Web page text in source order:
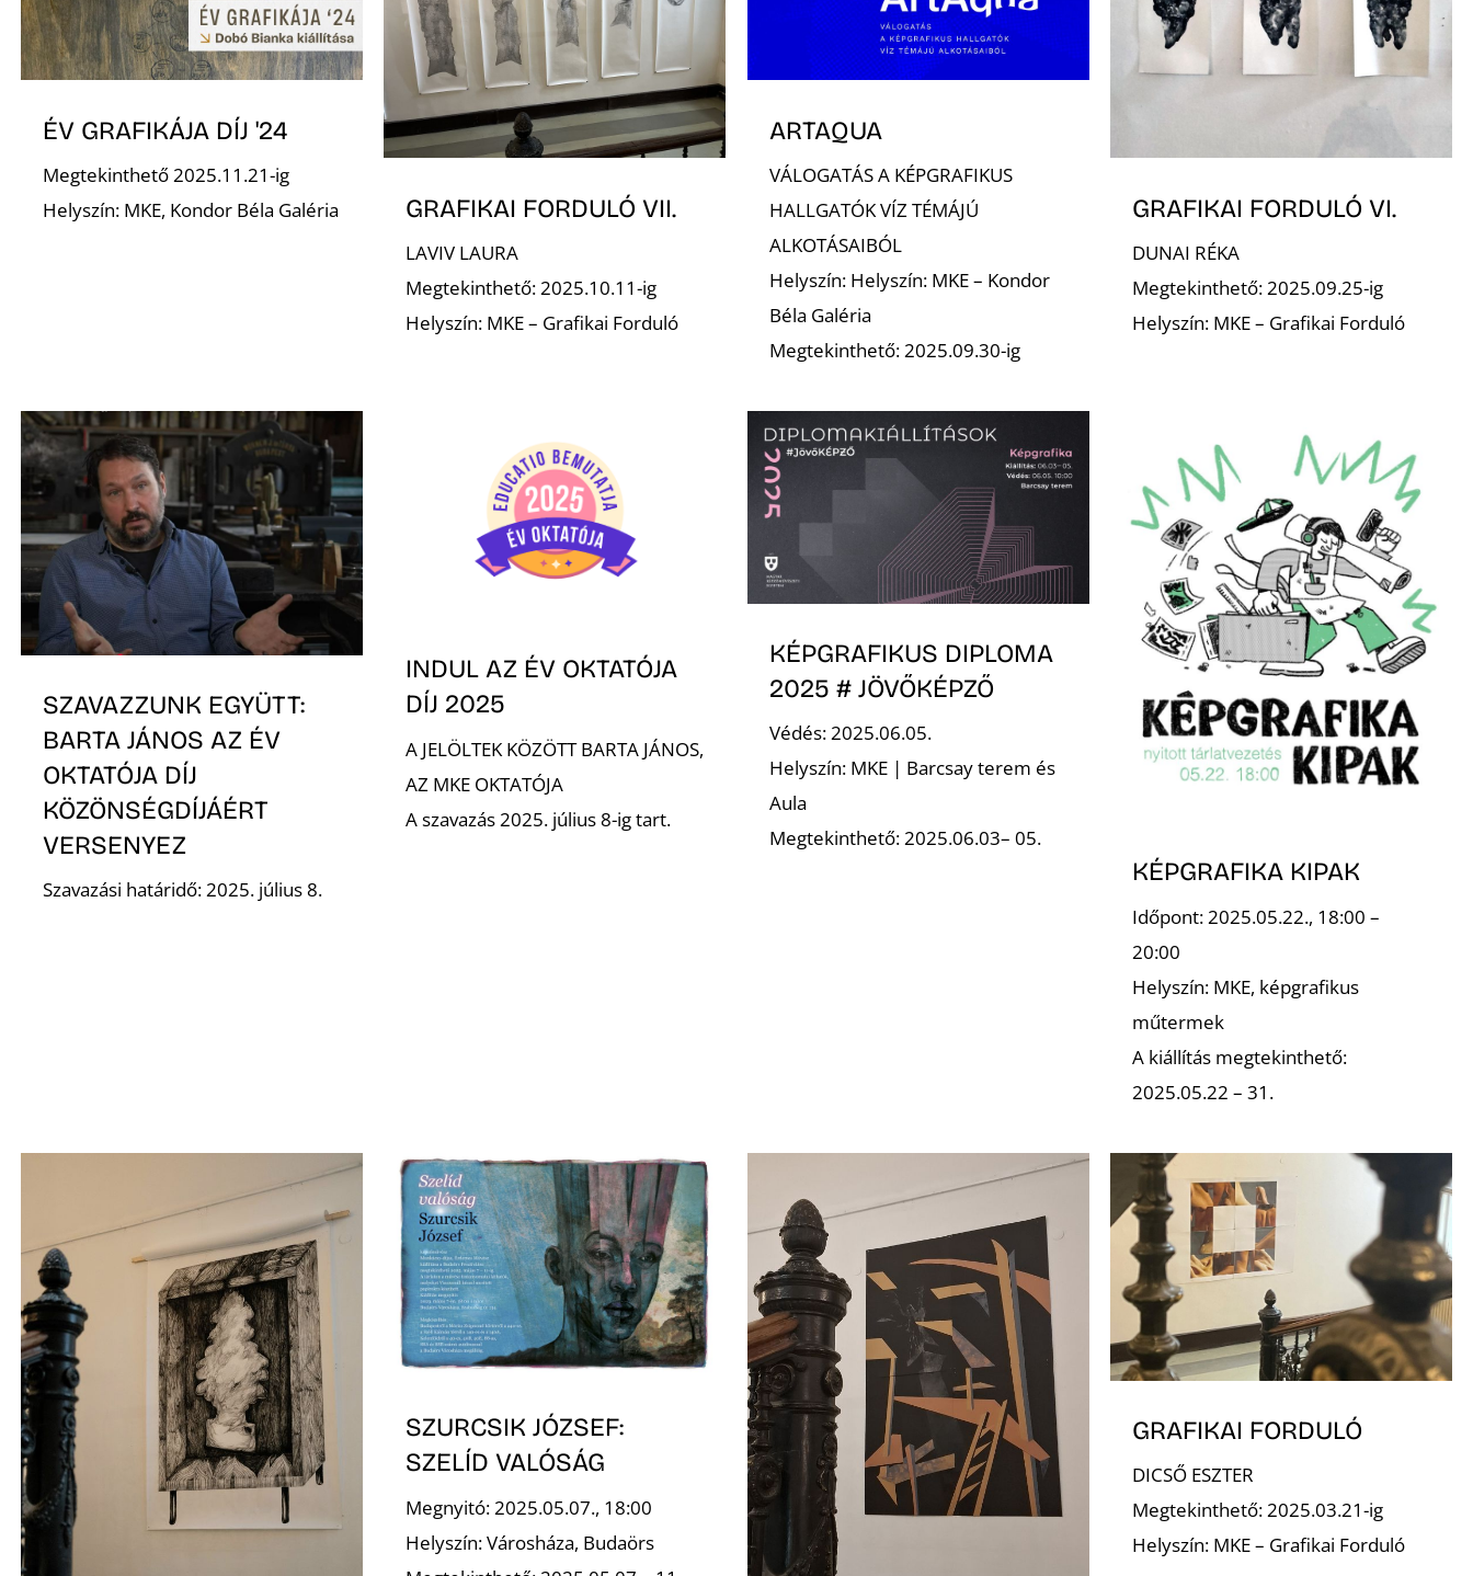
ÉV GRAFIKÁJA DÍJ '24
Megtekinthető 2025.11.21-ig
Helyszín: MKE, Kondor Béla Galéria
GRAFIKAI FORDULÓ VII.
LAVIV LAURA
Megtekinthető: 2025.10.11-ig
Helyszín: MKE – Grafikai Forduló
ARTAQUA
VÁLOGATÁS A KÉPGRAFIKUS
HALLGATÓK VÍZ TÉMÁJÚ
ALKOTÁSAIBÓL
Helyszín: Helyszín: MKE – Kondor
Béla Galéria
Megtekinthető: 2025.09.30-ig
GRAFIKAI FORDULÓ VI.
DUNAI RÉKA
Megtekinthető: 2025.09.25-ig
Helyszín: MKE – Grafikai Forduló
SZAVAZZUNK EGYÜTT:
BARTA JÁNOS AZ ÉV
OKTATÓJA DÍJ
KÖZÖNSÉGDÍJÁÉRT
VERSENYEZ
Szavazási határidő: 2025. július 8.
INDUL AZ ÉV OKTATÓJA
DÍJ 2025
A JELÖLTEK KÖZÖTT BARTA JÁNOS,
AZ MKE OKTATÓJA
A szavazás 2025. július 8-ig tart.
KÉPGRAFIKUS DIPLOMA
2025 # JÖVŐKÉPZŐ
Védés: 2025.06.05.
Helyszín: MKE | Barcsay terem és
Aula
Megtekinthető: 2025.06.03– 05.
KÉPGRAFIKA KIPAK
Időpont: 2025.05.22., 18:00 –
20:00
Helyszín: MKE, képgrafikus
műtermek
A kiállítás megtekinthető:
2025.05.22 – 31.
SZURCSIK JÓZSEF:
SZELÍD VALÓSÁG
Megnyitó: 2025.05.07., 18:00
Helyszín: Városháza, Budaörs
GRAFIKAI FORDULÓ
DICSŐ ESZTER
Megtekinthető: 2025.03.21-ig
Helyszín: MKE – Grafikai Forduló